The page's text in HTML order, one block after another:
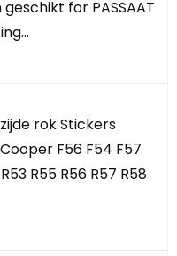
for PASSAAT
rok Stickers
F56 F54 F57
R55 R56 R57 R58